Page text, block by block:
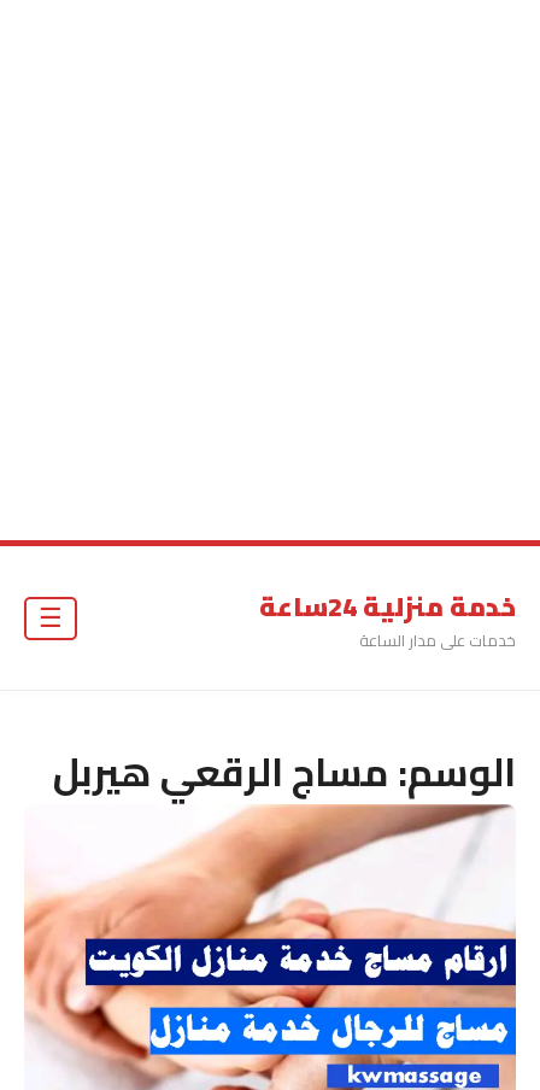
خدمة منزلية 24ساعة
خدمات على مدار الساعة
☰
الوسم:مساج الرقعي هيربل